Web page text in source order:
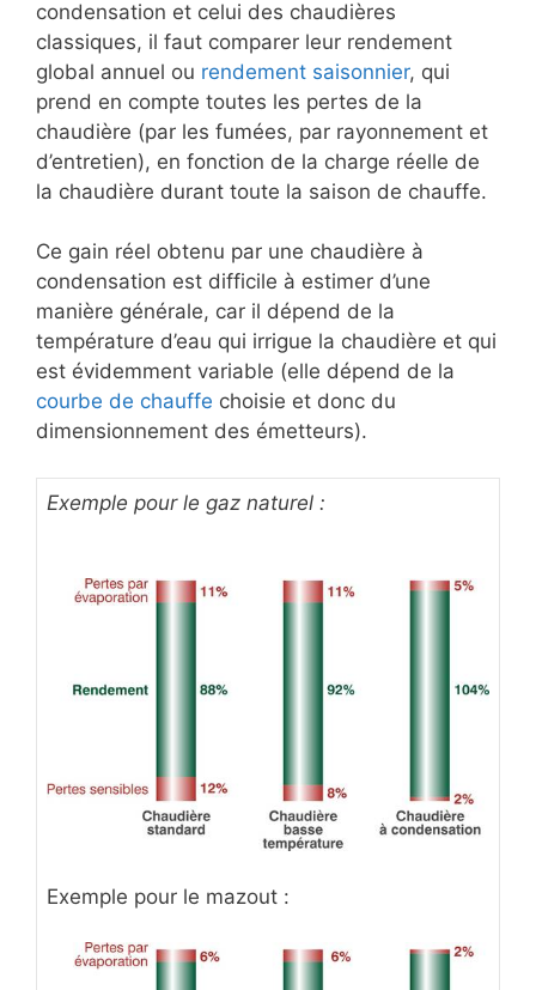
condensation et celui des chaudières
classiques, il faut comparer leur rendement
global annuel ou rendement saisonnier, qui
prend en compte toutes les pertes de la
chaudière (par les fumées, par rayonnement et
d’entretien), en fonction de la charge réelle de
la chaudière durant toute la saison de chauffe.
Ce gain réel obtenu par une chaudière à
condensation est difficile à estimer d’une
manière générale, car il dépend de la
température d’eau qui irrigue la chaudière et qui
est évidemment variable (elle dépend de la
courbe de chauffe choisie et donc du
dimensionnement des émetteurs).
Exemple pour le gaz naturel :
Exemple pour le mazout :